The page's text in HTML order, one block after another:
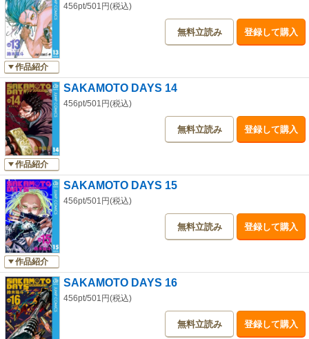
作品紹介
456pt/501円(税込)
無料立読み 登録して購入
作品紹介
SAKAMOTO DAYS 14
456pt/501円(税込)
無料立読み 登録して購入
作品紹介
SAKAMOTO DAYS 15
456pt/501円(税込)
無料立読み 登録して購入
SAKAMOTO DAYS 16
456pt/501円(税込)
無料立読み 登録して購入